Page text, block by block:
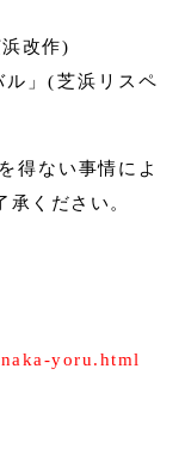
改作)
」(芝浜リスペ
得ない事情によ
ください。
yoru.html